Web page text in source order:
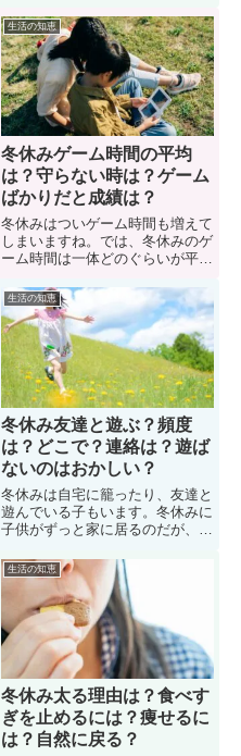
も大変。冬休みに入った子供が毎
日家に居て、精神的にも肉体的に
も限界を迎えて苦しんでいる母親
も多い。では、冬休みに入った子
供に疲れるときの対処法はどうす
れば良いか？詳しく見ていこう。
生活の知恵
冬休みゲーム時間の平均
は？守らない時は？ゲーム
ばかりだと成績は？
冬休みはついゲーム時間も増えて
しまいますね。では、冬休みのゲ
ーム時間は一体どのぐらいが平均
た小学生の我が子がゲームしてい
るのだけど、他の家庭では子供の
１日のゲーム時間をどれくらい
か？知りたがっている母親も多
い。ここでは、冬休みに入った子
供のゲーム時間の平均について紹
介。
生活の知恵
冬休み友達と遊ぶ？頻度
は？どこで？連絡は？遊ば
ないのはおかしい？
冬休みは自宅に籠ったり、友達と
遊んでいる子もいます。冬休みに
子供がずっと家に居るのだが、よ
友達と遊んでいるのか？また「ど
れくらいの頻度で、どこで遊ぶの
か？連絡手段はどうするのか？」
色々と知りたがっている母親も多
い。ここでは、子供が冬休み友達
と遊ぶ頻度や場所について紹介。
生活の知恵
冬休み太る理由は？食べす
ぎを止めるには？痩せるに
は？自然に戻る？